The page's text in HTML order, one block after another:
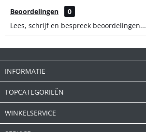
Beoordelingen
0
Lees, schrijf en bespreek beoordelingen...
INFORMATIE
TOPCATEGORIEËN
WINKELSERVICE